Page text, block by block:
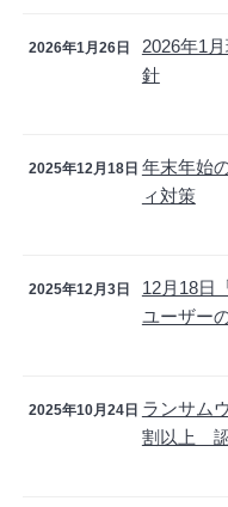
2026年1月26日
2026年1
針
2025年12月18日 年末年始
ィ対策
2025年12月3日
12月18日
ユーザー
2025年10月24日 ランサム
割以上 認